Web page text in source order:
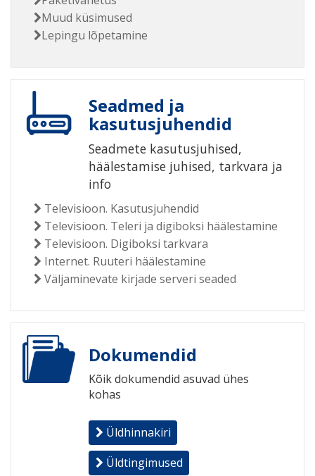
Muud küsimused
Lepingu lõpetamine
Seadmed ja
kasutusjuhendid
Seadmete kasutusjuhised,
häälestamise juhised, tarkvara ja
info
Televisioon. Kasutusjuhendid
Televisioon. Teleri ja digiboksi häälestamine
Televisioon. Digiboksi tarkvara
Internet. Ruuteri häälestamine
Väljaminevate kirjade serveri seaded
Dokumendid
Kõik dokumendid asuvad ühes
kohas
Üldhinnakiri
Üldtingimused